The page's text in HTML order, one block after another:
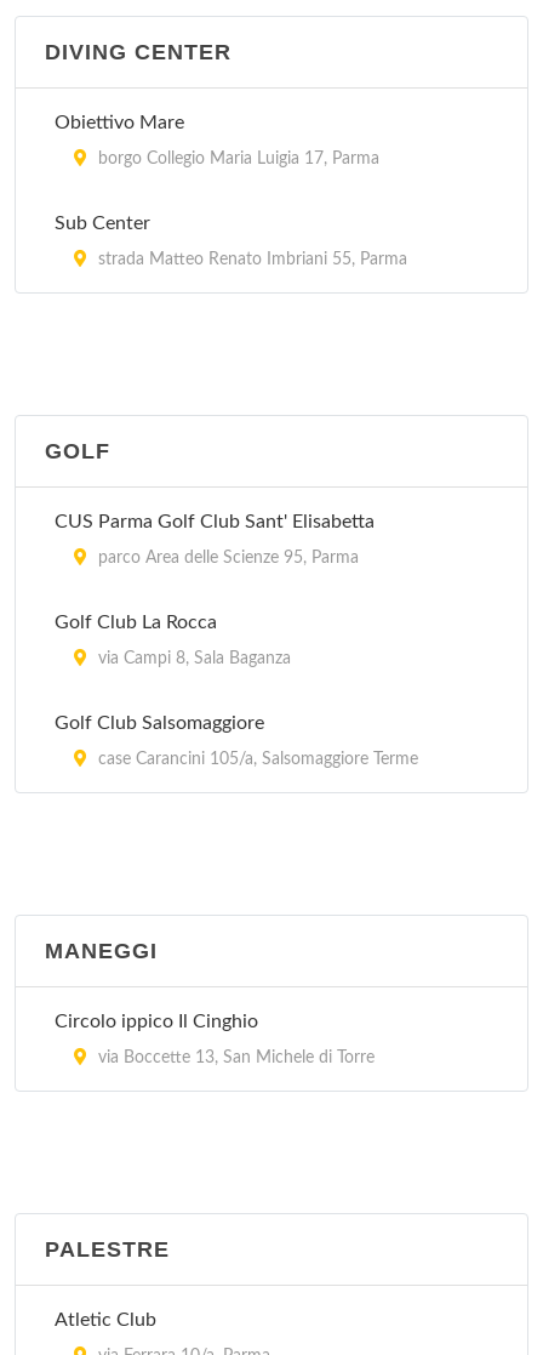
DIVING CENTER
Obiettivo Mare
borgo Collegio Maria Luigia 17, Parma
Sub Center
strada Matteo Renato Imbriani 55, Parma
GOLF
CUS Parma Golf Club Sant' Elisabetta
parco Area delle Scienze 95, Parma
Golf Club La Rocca
via Campi 8, Sala Baganza
Golf Club Salsomaggiore
case Carancini 105/a, Salsomaggiore Terme
MANEGGI
Circolo ippico Il Cinghio
via Boccette 13, San Michele di Torre
PALESTRE
Atletic Club